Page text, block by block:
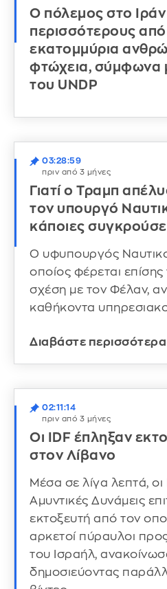
Ο πόλεμος στο Ιράν
περισσότερους
εκατομμύρια
φτώχεια, σύμφωνα
του UNDP
03:28:59
πριν από 3 μήνες
Γιατί ο Τραμπ
τον υπουργό
κάποιες
Ο υφυπουργός
οποίος φέρεται
σχέση με τον Φέλαν,
καθήκοντα
Διαβάστε περισσότερα
02:11:14
πριν από 3 μήνες
Οι IDF έπληξαν
στον Λίβανο
Μέσα σε λίγα λεπτά, οι
Αμυντικές Δυνάμεις
εκτοξευτή από τον
αρκετοί πύραυλοι
του Ισραήλ,
δημοσιεύοντας